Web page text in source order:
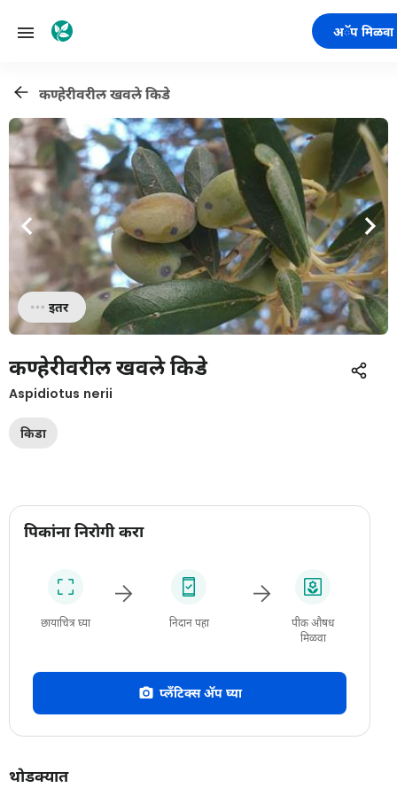
अॅप मिळवा
कण्हेरीवरील खवले किडे
इतर
कण्हेरीवरील खवले किडे
Aspidiotus nerii
किडा
पिकांना निरोगी करा
छायाचित्र घ्या निदान पहा
पीक औषध
मिळवा
प्लँटिक्स अ‍ॅप घ्या
थोडक्यात